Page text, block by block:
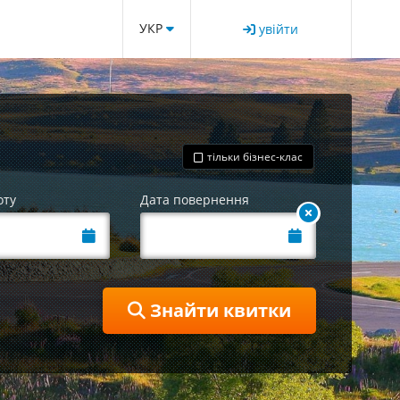
УКР увійти
тільки бізнес-клас
Дата повернення
Знайти квитки